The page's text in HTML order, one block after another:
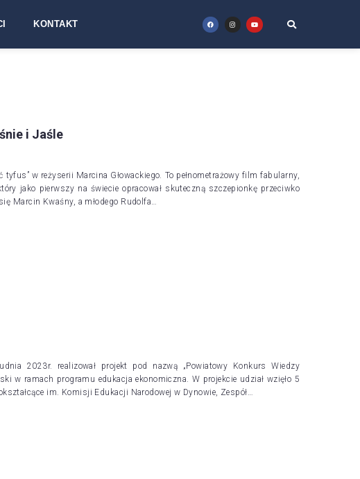
KONTAKT
i Jaśle
w reżyserii Marcina Głowackiego. To pełnometrażowy film fabularny,
jako pierwszy na świecie opracował skuteczną szczepionkę przeciwko
Marcin Kwaśny, a młodego Rudolfa…
2023r. realizował projekt pod nazwą „Powiatowy Konkurs Wiedzy
w ramach programu edukacja ekonomiczna. W projekcie udział wzięło 5
im. Komisji Edukacji Narodowej w Dynowie, Zespół…